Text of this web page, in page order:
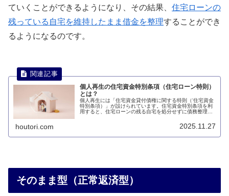
ていくことができるようになり、その結果、 住宅ローンの
残っている自宅を維持したまま借金を整理することができ
るようになるのです。
個人再生の住宅資金特別条項（住宅ローン特則）
とは？
個人再生には「住宅資金貸付債権に関する特則（’住宅資金
特別条項）」が設けられています。住宅資金特別条項を利
用すると、住宅ローンの残る自宅を処分せずに債務整理が
houtori.com 2025.11.27
そのまま型（正常返済型）